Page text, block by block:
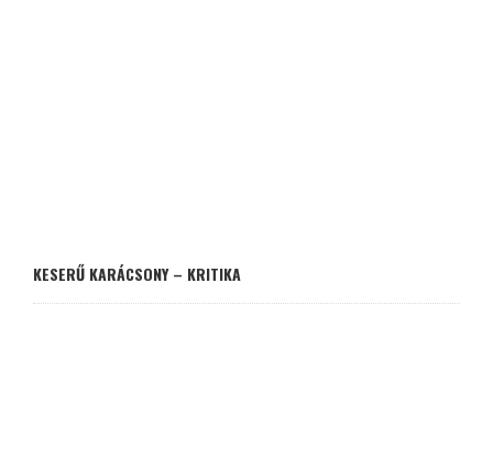
KESERŰ KARÁCSONY – KRITIKA